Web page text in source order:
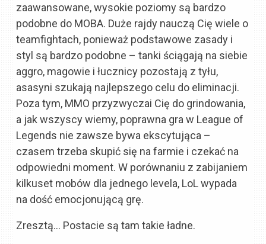
zaawansowane, wysokie poziomy są bardzo
podobne do MOBA. Duże rajdy nauczą Cię wiele o
teamfightach, ponieważ podstawowe zasady i
styl są bardzo podobne – tanki ściągają na siebie
aggro, magowie i łucznicy pozostają z tyłu,
asasyni szukają najlepszego celu do eliminacji.
Poza tym, MMO przyzwyczai Cię do grindowania,
a jak wszyscy wiemy, poprawna gra w League of
Legends nie zawsze bywa ekscytująca –
czasem trzeba skupić się na farmie i czekać na
odpowiedni moment. W porównaniu z zabijaniem
kilkuset mobów dla jednego levela, LoL wypada
na dość emocjonującą grę.
Zresztą… Postacie są tam takie ładne.